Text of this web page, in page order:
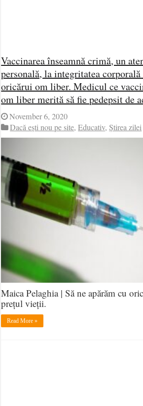
Vaccinarea înseamnă crimă, un
personală, la integritatea
oricărui om liber. Medicul ce
om liber merită să fie pedepsit de
November 6, 2020
Dacă ești nou pe site,Educativ,Știrea zilei
Maica Pelaghia | Să ne apărăm cu
prețul vieții.
Read More »